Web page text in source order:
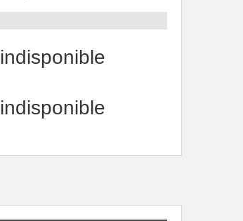
indisponible
indisponible